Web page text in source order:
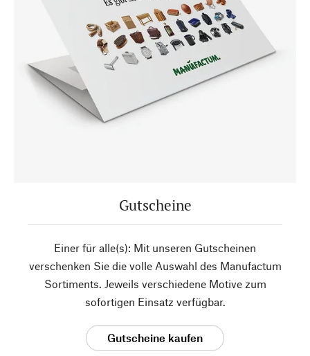
Gutscheine
Einer für alle(s): Mit unseren Gutscheinen
verschenken Sie die volle Auswahl des Manufactum
Sortiments. Jeweils verschiedene Motive zum
sofortigen Einsatz verfügbar.
Gutscheine kaufen